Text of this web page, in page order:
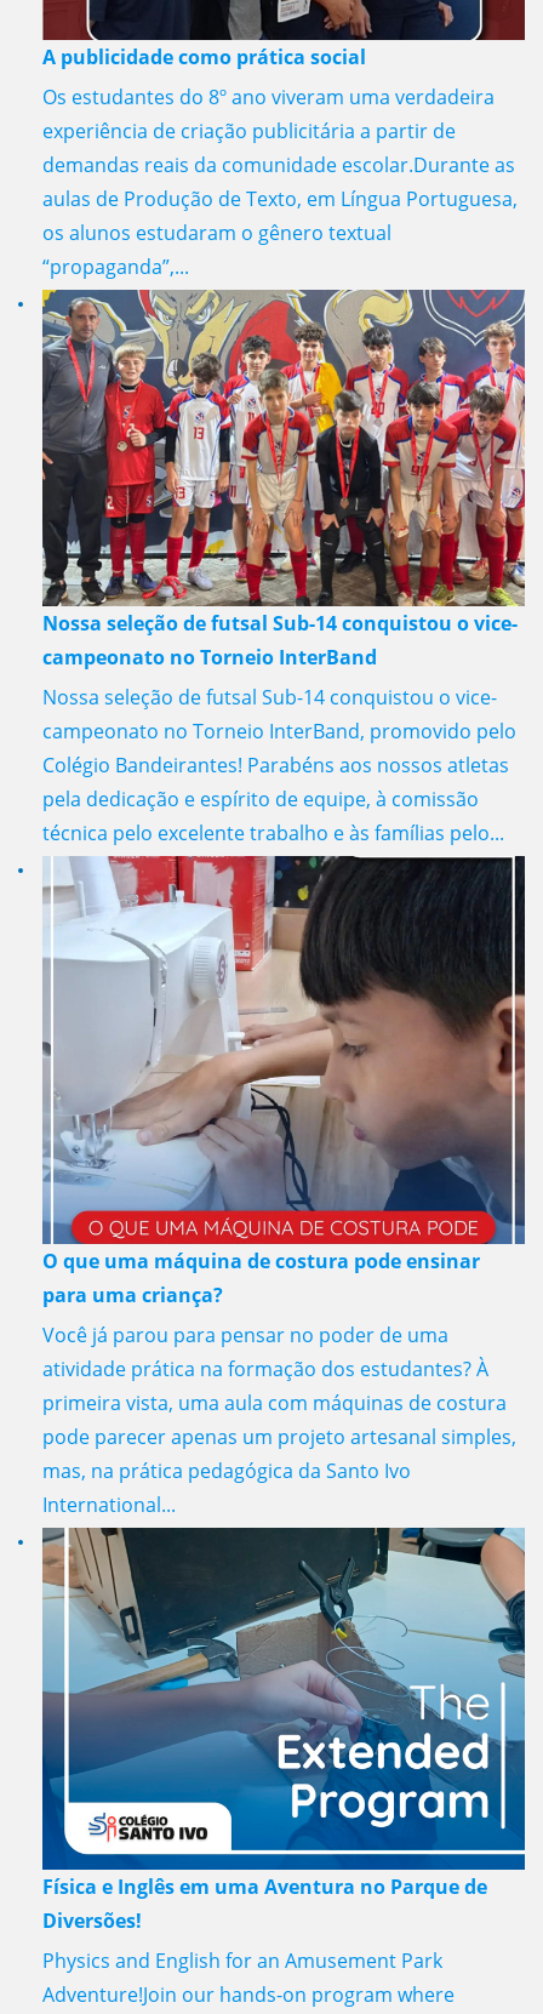
A publicidade como prática social
Os estudantes do 8º ano viveram uma verdadeira
experiência de criação publicitária a partir de
demandas reais da comunidade escolar.Durante as
aulas de Produção de Texto, em Língua Portuguesa,
os alunos estudaram o gênero textual
“propaganda”,...
Nossa seleção de futsal Sub-14 conquistou o vice-
campeonato no Torneio InterBand
Nossa seleção de futsal Sub-14 conquistou o vice-
campeonato no Torneio InterBand, promovido pelo
Colégio Bandeirantes! Parabéns aos nossos atletas
pela dedicação e espírito de equipe, à comissão
técnica pelo excelente trabalho e às famílias pelo...
O que uma máquina de costura pode ensinar
para uma criança?
Você já parou para pensar no poder de uma
atividade prática na formação dos estudantes? À
primeira vista, uma aula com máquinas de costura
pode parecer apenas um projeto artesanal simples,
mas, na prática pedagógica da Santo Ivo
International...
Física e Inglês em uma Aventura no Parque de
Diversões!
Physics and English for an Amusement Park
Adventure!Join our hands-on program where